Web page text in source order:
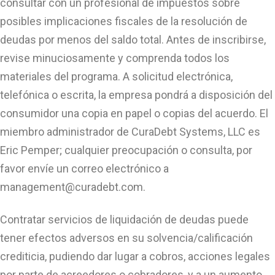
consultar con un profesional de impuestos sobre
posibles implicaciones fiscales de la resolución de
deudas por menos del saldo total. Antes de inscribirse,
revise minuciosamente y comprenda todos los
materiales del programa. A solicitud electrónica,
telefónica o escrita, la empresa pondrá a disposición del
consumidor una copia en papel o copias del acuerdo. El
miembro administrador de CuraDebt Systems, LLC es
Eric Pemper; cualquier preocupación o consulta, por
favor envíe un correo electrónico a
management@curadebt.com.
Contratar servicios de liquidación de deudas puede
tener efectos adversos en su solvencia/calificación
crediticia, pudiendo dar lugar a cobros, acciones legales